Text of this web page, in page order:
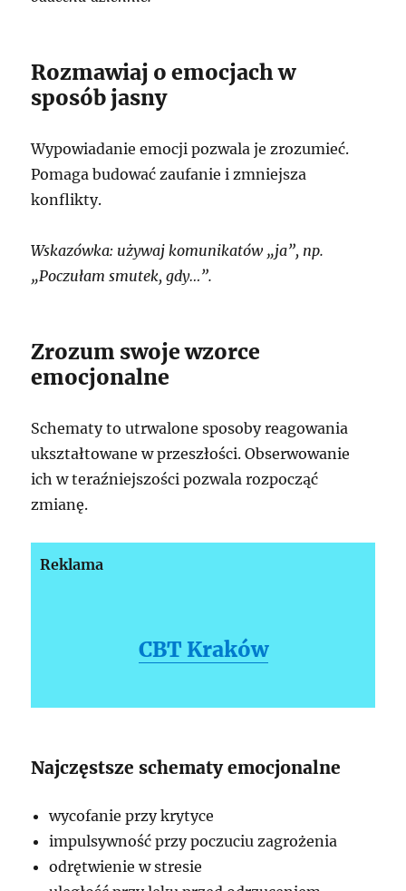
Rozmawiaj o emocjach w
sposób jasny
Wypowiadanie emocji pozwala je zrozumieć.
Pomaga budować zaufanie i zmniejsza
konflikty.
Wskazówka: używaj komunikatów „ja”, np.
„Poczułam smutek, gdy…”.
Zrozum swoje wzorce
emocjonalne
Schematy to utrwalone sposoby reagowania
ukształtowane w przeszłości. Obserwowanie
ich w teraźniejszości pozwala rozpocząć
zmianę.
Reklama
CBT Kraków
Najczęstsze schematy emocjonalne
wycofanie przy krytyce
impulsywność przy poczuciu zagrożenia
odrętwienie w stresie